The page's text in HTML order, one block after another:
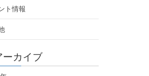
ト情報
ーカイブ